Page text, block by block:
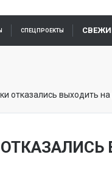
СПЕЦПРОЕКТЫ
отказались выходить на